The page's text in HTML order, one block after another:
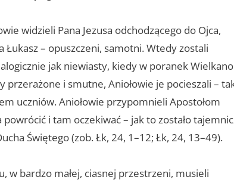
widzieli Pana Jezusa odchodzącego do Ojca,
Łukasz – opuszczeni, samotni. Wtedy zostali
jak niewiasty, kiedy w poranek
przerażone i smutne, Aniołowie je pocieszali –
uczniów. Aniołowie przypomnieli Apostołom
i tam oczekiwać – jak to zostało
Świętego (zob. Łk, 24, 1–12; Łk, 24, 13–49).
w bardzo małej, ciasnej przestrzeni, musieli